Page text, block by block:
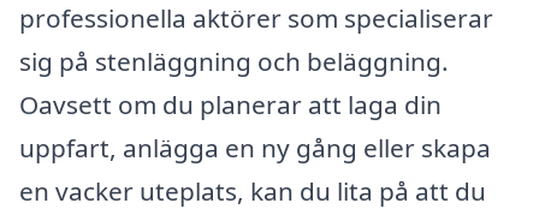
professionella aktörer som specialiserar
sig på stenläggning och beläggning.
Oavsett om du planerar att laga din
uppfart, anlägga en ny gång eller skapa
en vacker uteplats, kan du lita på att du